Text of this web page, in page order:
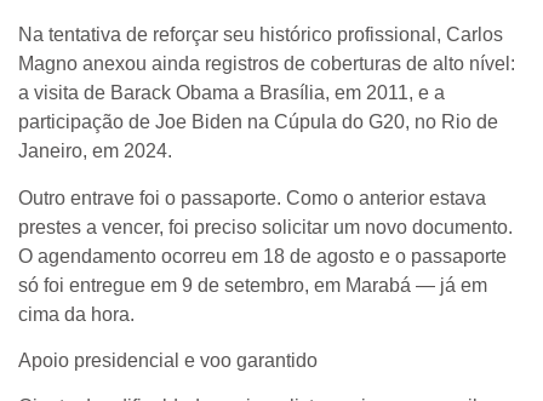
Na tentativa de reforçar seu histórico profissional, Carlos
Magno anexou ainda registros de coberturas de alto nível:
a visita de Barack Obama a Brasília, em 2011, e a
participação de Joe Biden na Cúpula do G20, no Rio de
Janeiro, em 2024.
Outro entrave foi o passaporte. Como o anterior estava
prestes a vencer, foi preciso solicitar um novo documento.
O agendamento ocorreu em 18 de agosto e o passaporte
só foi entregue em 9 de setembro, em Marabá — já em
cima da hora.
Apoio presidencial e voo garantido